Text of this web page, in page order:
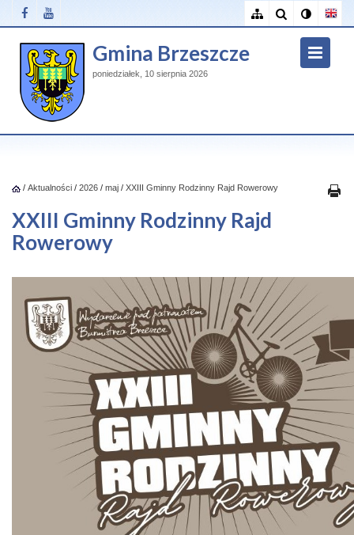
Gmina Brzeszcze
poniedziałek, 10 sierpnia 2026
/ Aktualności / 2026 / maj / XXIII Gminny Rodzinny Rajd Rowerowy
XXIII Gminny Rodzinny Rajd
Rowerowy